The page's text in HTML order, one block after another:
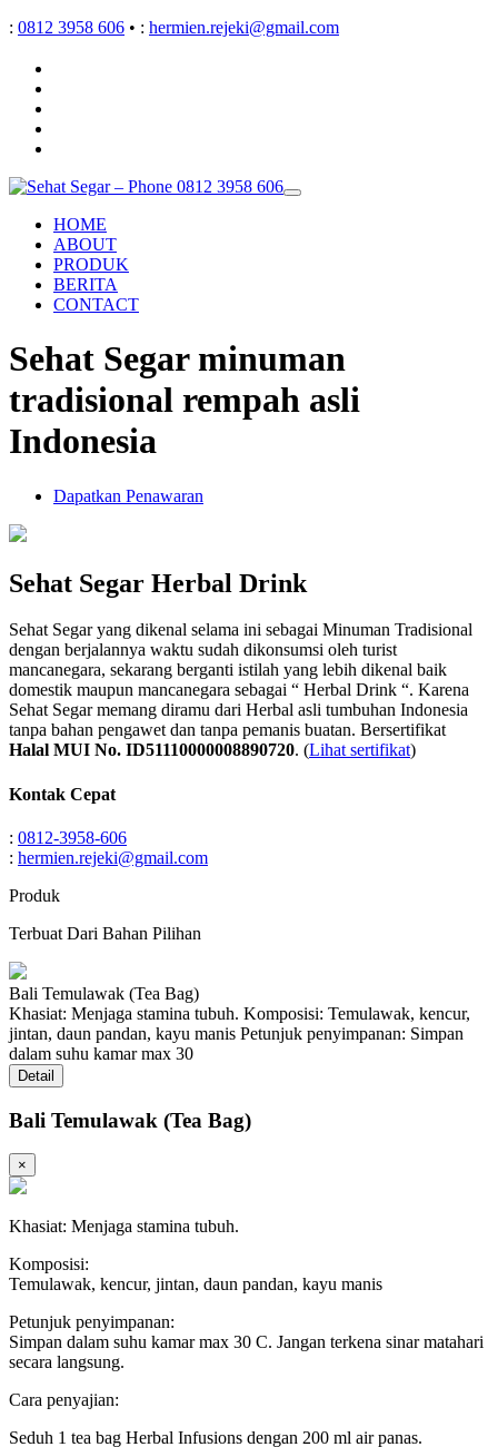
: 0812 3958 606 • : hermien.rejeki@gmail.com
HOME
ABOUT
PRODUK
BERITA
CONTACT
Sehat Segar minuman
tradisional rempah asli
Indonesia
Dapatkan Penawaran
Sehat Segar Herbal Drink
Sehat Segar yang dikenal selama ini sebagai Minuman Tradisional
dengan berjalannya waktu sudah dikonsumsi oleh turist
mancanegara, sekarang berganti istilah yang lebih dikenal baik
domestik maupun mancanegara sebagai “ Herbal Drink “. Karena
Sehat Segar memang diramu dari Herbal asli tumbuhan Indonesia
tanpa bahan pengawet dan tanpa pemanis buatan. Bersertifikat
Halal MUI No. ID51110000008890720. (Lihat sertifikat)
Kontak Cepat
: 0812-3958-606
: hermien.rejeki@gmail.com
Produk
Terbuat Dari Bahan Pilihan
Bali Temulawak (Tea Bag)
Khasiat: Menjaga stamina tubuh. Komposisi: Temulawak, kencur,
jintan, daun pandan, kayu manis Petunjuk penyimpanan: Simpan
dalam suhu kamar max 30
Detail
Bali Temulawak (Tea Bag)
×
Khasiat: Menjaga stamina tubuh.
Komposisi:
Temulawak, kencur, jintan, daun pandan, kayu manis
Petunjuk penyimpanan:
Simpan dalam suhu kamar max 30 C. Jangan terkena sinar matahari
secara langsung.
Cara penyajian:
Seduh 1 tea bag Herbal Infusions dengan 200 ml air panas.